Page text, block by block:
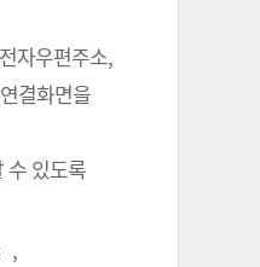
자우편주소,
결화면을
수 있도록
,